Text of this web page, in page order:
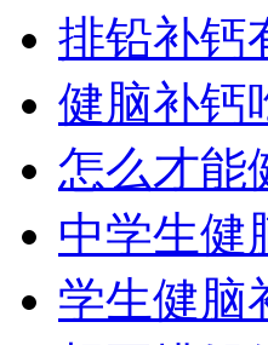
排铅补钙
健脑补钙
怎么才能
中学生健
学生健脑